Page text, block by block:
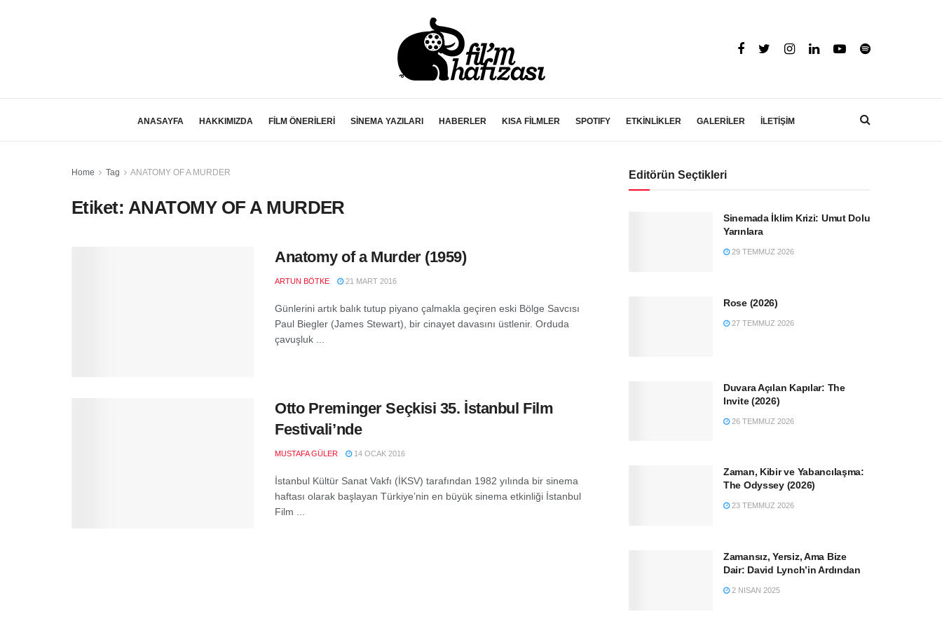
ANASAYFA HAKKIMIZDA FİLM ÖNERİLERİ SİNEMA YAZILARI HABERLER KISA FİLMLER SPOTIFY ETKİNLİKLER GALERİLER İLETİŞİM
Home Tag ANATOMY OF A MURDER
Etiket: ANATOMY OF A MURDER
Anatomy of a Murder (1959)
ARTUN BÖTKE 21 MART 2016
Günlerini artık balık tutup piyano çalmakla geçiren eski Bölge Savcısı
Paul Biegler (James Stewart), bir cinayet davasını üstlenir. Orduda
çavuşluk ...
Otto Preminger Seçkisi 35. İstanbul Film
Festivali’nde
MUSTAFA GÜLER 14 OCAK 2016
İstanbul Kültür Sanat Vakfı (İKSV) tarafından 1982 yılında bir sinema
haftası olarak başlayan Türkiye’nin en büyük sinema etkinliği İstanbul
Film ...
Editörün Seçtikleri
Sinemada İklim Krizi: Umut Dolu
Yarınlara
29 TEMMUZ 2026
Rose (2026)
27 TEMMUZ 2026
Duvara Açılan Kapılar: The
Invite (2026)
26 TEMMUZ 2026
Zaman, Kibir ve Yabancılaşma:
The Odyssey (2026)
23 TEMMUZ 2026
Zamansız, Yersiz, Ama Bize
Dair: David Lynch’in Ardından
2 NISAN 2025